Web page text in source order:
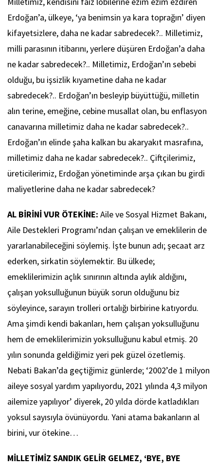
Erdoğan’a, ülkeye, ‘ya benimsin ya kara toprağın’ diyen
kifayetsizlere, daha ne kadar sabredecek?.. Milletimiz,
milli parasının itibarını, yerlere düşüren Erdoğan’a daha
ne kadar sabredecek?.. Milletimiz, Erdoğan’ın sebebi
olduğu, bu işsizlik kıyametine daha ne kadar
sabredecek?.. Erdoğan’ın besleyip büyüttüğü, milletin
alın terine, emeğine, cebine musallat olan, bu enflasyon
canavarına milletimiz daha ne kadar sabredecek?..
Erdoğan’ın elinde şaha kalkan bu akaryakıt masrafına,
milletimiz daha ne kadar sabredecek?.. Çiftçilerimiz,
üreticilerimiz, Erdoğan yönetiminde arşa çıkan bu girdi
maliyetlerine daha ne kadar sabredecek?
AL BİRİNİ VUR ÖTEKİNE: Aile ve Sosyal Hizmet Bakanı,
Aile Destekleri Programı’ndan çalışan ve emeklilerin de
yararlanabileceğini söylemiş. İşte bunun adı; şecaat arz
ederken, sirkatin söylemektir. Bu ülkede;
emeklilerimizin açlık sınırının altında aylık aldığını,
çalışan yoksulluğunun büyük sorun olduğunu biz
söyleyince, sarayın trolleri ortalığı birbirine katıyordu.
Ama şimdi kendi bakanları, hem çalışan yoksulluğunu
hem de emeklilerimizin yoksulluğunu kabul etmiş. 20
yılın sonunda geldiğimiz yeri pek güzel özetlemiş.
Nebati Bakan’da geçtiğimiz günlerde; ‘2002’de 1 milyon
aileye sosyal yardım yapılıyordu, 2021 yılında 4,3 milyon
ailemize yapılıyor’ diyerek, 20 yılda dörde katladıkları
yoksul sayısıyla övünüyordu. Yani atama bakanların al
birini, vur ötekine…
MİLLETİMİZ SANDIK GELİR GELMEZ, ‘BYE, BYE